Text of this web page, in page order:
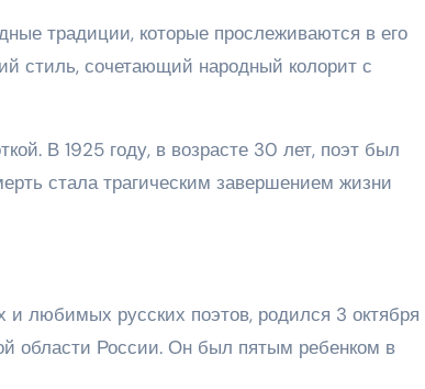
традиции, которые прослеживаются в его
стиль, сочетающий народный колорит с
В 1925 году, в возрасте 30 лет, поэт был
стала трагическим завершением жизни
любимых русских поэтов, родился 3 октября
области России. Он был пятым ребенком в